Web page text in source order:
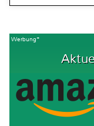
Werbung*